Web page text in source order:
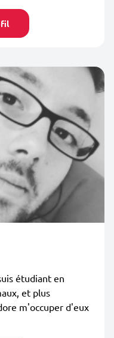
étudiant en
et plus
m'occuper d'eux